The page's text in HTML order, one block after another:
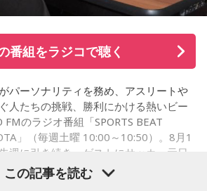
者から田村への質疑応答も実施。最後
を振り返り、「リスナーの皆さんのエ
を聞いているだけでも、僕はポジティ
はすごく悲しいことではあるんだけ
いうことを考える一つのきっかけにな
番組をラジコで聴く
パーソナリティを務め、アスリートや
人たちの挑戦、勝利にかける熱いビー
FMのラジオ番組「SPORTS BEAT
」（毎週土曜 10:00～10:50）。8月1
週に引き続き、ゲストにサッカー元日
が登場！ 当記事では、「FIFAワールド
）」でブラジルに対する発言が波紋を
この記事を読む